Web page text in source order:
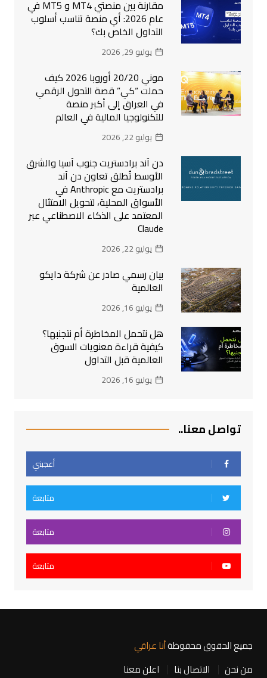
مقارنة بين منصتي MT4 و MT5 في
عام 2026: أي منصة تناسب أسلوب
التداول الخاص بك؟
يوليو 29, 2026
موني 20/20 أوروبا 2026 كيف
حملت “كي” قصة التحول الرقمي
في العراق إلى أكبر منصة
للتكنولوجيا المالية في العالم
يوليو 22, 2026
دن آند برادستريت جنوب آسيا والشرق
الأوسط تُطلق تعاون دن آند
برادستريت مع Anthropic في
الأسواق المحلية، لتحويل الامتثال
المعتمد على الذكاء الاصطناعي عبر
Claude
يوليو 22, 2026
بيان رسمي صادر عن شركة دايكو
العالمية
يوليو 16, 2026
هل نتحمل المخاطرة أم نتجنبها؟
كيفية قراءة معنويات السوق
العالمية قبل التداول
يوليو 16, 2026
تواصل معنا..
أعجبني
متابعة
متابعة
متابعة
جميع الحقوق محفوظةأنا عراقي
من نحن
الاتصال بنا اعلن معنا